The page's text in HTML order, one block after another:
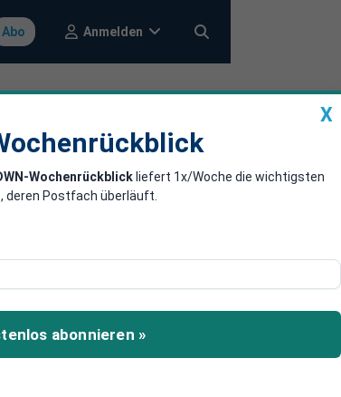
Abo Anmelden
beschlossen
riskanten
X
Wochenrückblick liefert 1x/Woche die wichtigsten
deren Postfach überläuft.
abonnieren »